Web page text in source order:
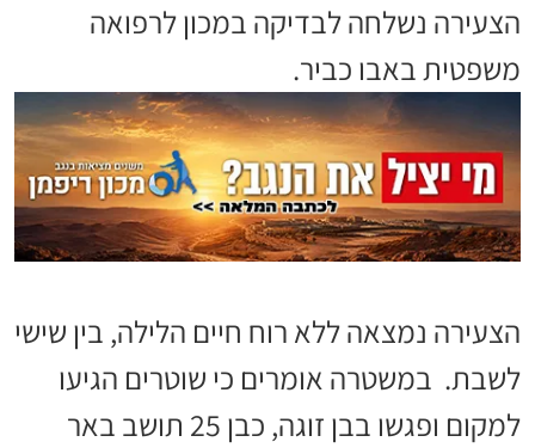
הצעירה נשלחה לבדיקה במכון לרפואה
משפטית באבו כביר.
הצעירה נמצאה ללא רוח חיים הלילה, בין שישי
לשבת. במשטרה אומרים כי שוטרים הגיעו
למקום ופגשו בבן זוגה, כבן 25 תושב באר